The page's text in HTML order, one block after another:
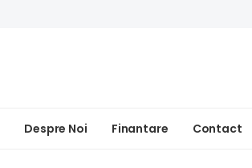
Despre Noi Finantare Contact